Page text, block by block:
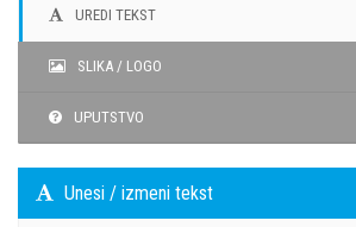
UREDI TEKST
SLIKA / LOGO
UPUTSTVO
Unesi / izmeni tekst